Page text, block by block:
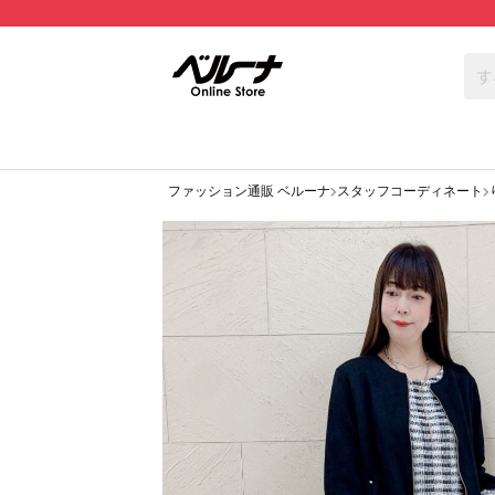
ファッション通販 ベルーナ スタッフコーディネート